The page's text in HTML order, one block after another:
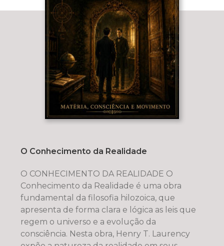
O Conhecimento da Realidade
O CONHECIMENTO DA REALIDADE O
Conhecimento da Realidade é uma obra
fundamental da filosofia hilozoica, que
apresenta de forma clara e lógica as leis que
regem o universo e a evolução da
consciência. Nesta obra, Henry T. Laurency